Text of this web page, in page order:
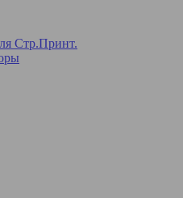
Стр.Принт.